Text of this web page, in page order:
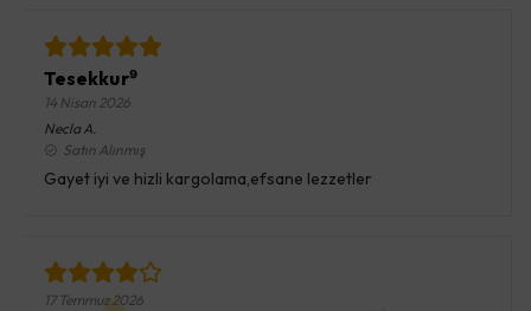
Tesekkur⁹
14 Nisan 2026
Necla A.
Satın Alınmış
Gayet iyi ve hizli kargolama,efsane lezzetler
17 Temmuz 2026